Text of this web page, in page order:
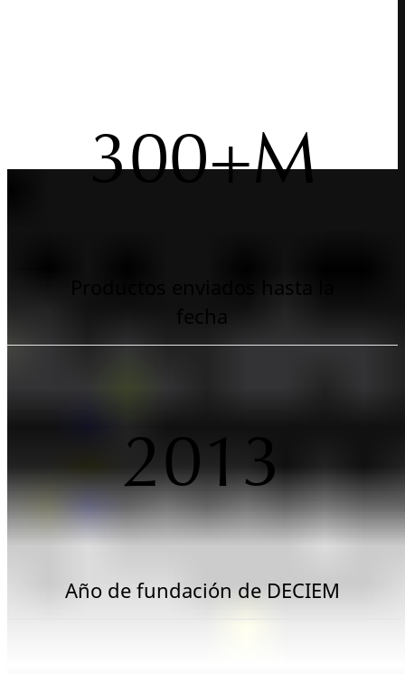
300+M
Productos enviados hasta la
fecha
2013
Año de fundación de DECIEM